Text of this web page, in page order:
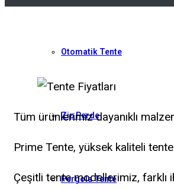
Otomatik Tente
Zip Perde
Pergola Tente
Tüm ürünlerimiz dayanıklı
Prime Tente, yüksek kaliteli
Çeşitli tente modellerimiz, farklı